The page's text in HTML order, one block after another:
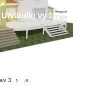
Utvändig vy 1
av 3 › »